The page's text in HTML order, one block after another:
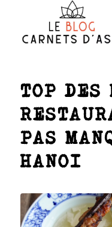
TOP DES
PAS
HANOI